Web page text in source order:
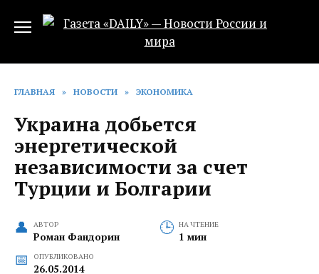
ГЛАВНАЯ » НОВОСТИ » ЭКОНОМИКА
Украина добьется
энергетической
независимости за счет
Турции и Болгарии
АВТОР
Роман Фандорин
НА ЧТЕНИЕ
1 мин
ОПУБЛИКОВАНО
26.05.2014